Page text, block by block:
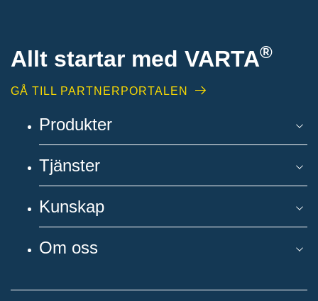
Allt startar med VARTA®
GÅ TILL PARTNERPORTALEN
Produkter
Tjänster
Kunskap
Om oss